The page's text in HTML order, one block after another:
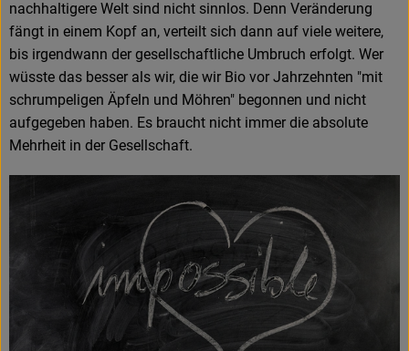
nachhaltigere Welt sind nicht sinnlos. Denn Veränderung
fängt in einem Kopf an, verteilt sich dann auf viele weitere,
bis irgendwann der gesellschaftliche Umbruch erfolgt. Wer
wüsste das besser als wir, die wir Bio vor Jahrzehnten "mit
schrumpeligen Äpfeln und Möhren" begonnen und nicht
aufgegeben haben. Es braucht nicht immer die absolute
Mehrheit in der Gesellschaft.